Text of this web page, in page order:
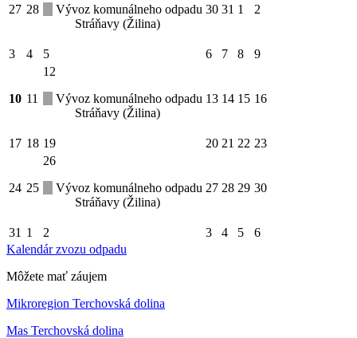
27 28
Vývoz komunálneho odpadu
Stráňavy (Žilina)
30 31 1 2
3 4 5 6 7 8 9
10 11
12
Vývoz komunálneho odpadu
Stráňavy (Žilina)
13 14 15 16
17 18 19 20 21 22 23
24 25
26
Vývoz komunálneho odpadu
Stráňavy (Žilina)
27 28 29 30
31 1 2 3 4 5
6
Kalendár zvozu odpadu
Môžete mať záujem
Mikroregion Terchovská dolina
Mas Terchovská dolina